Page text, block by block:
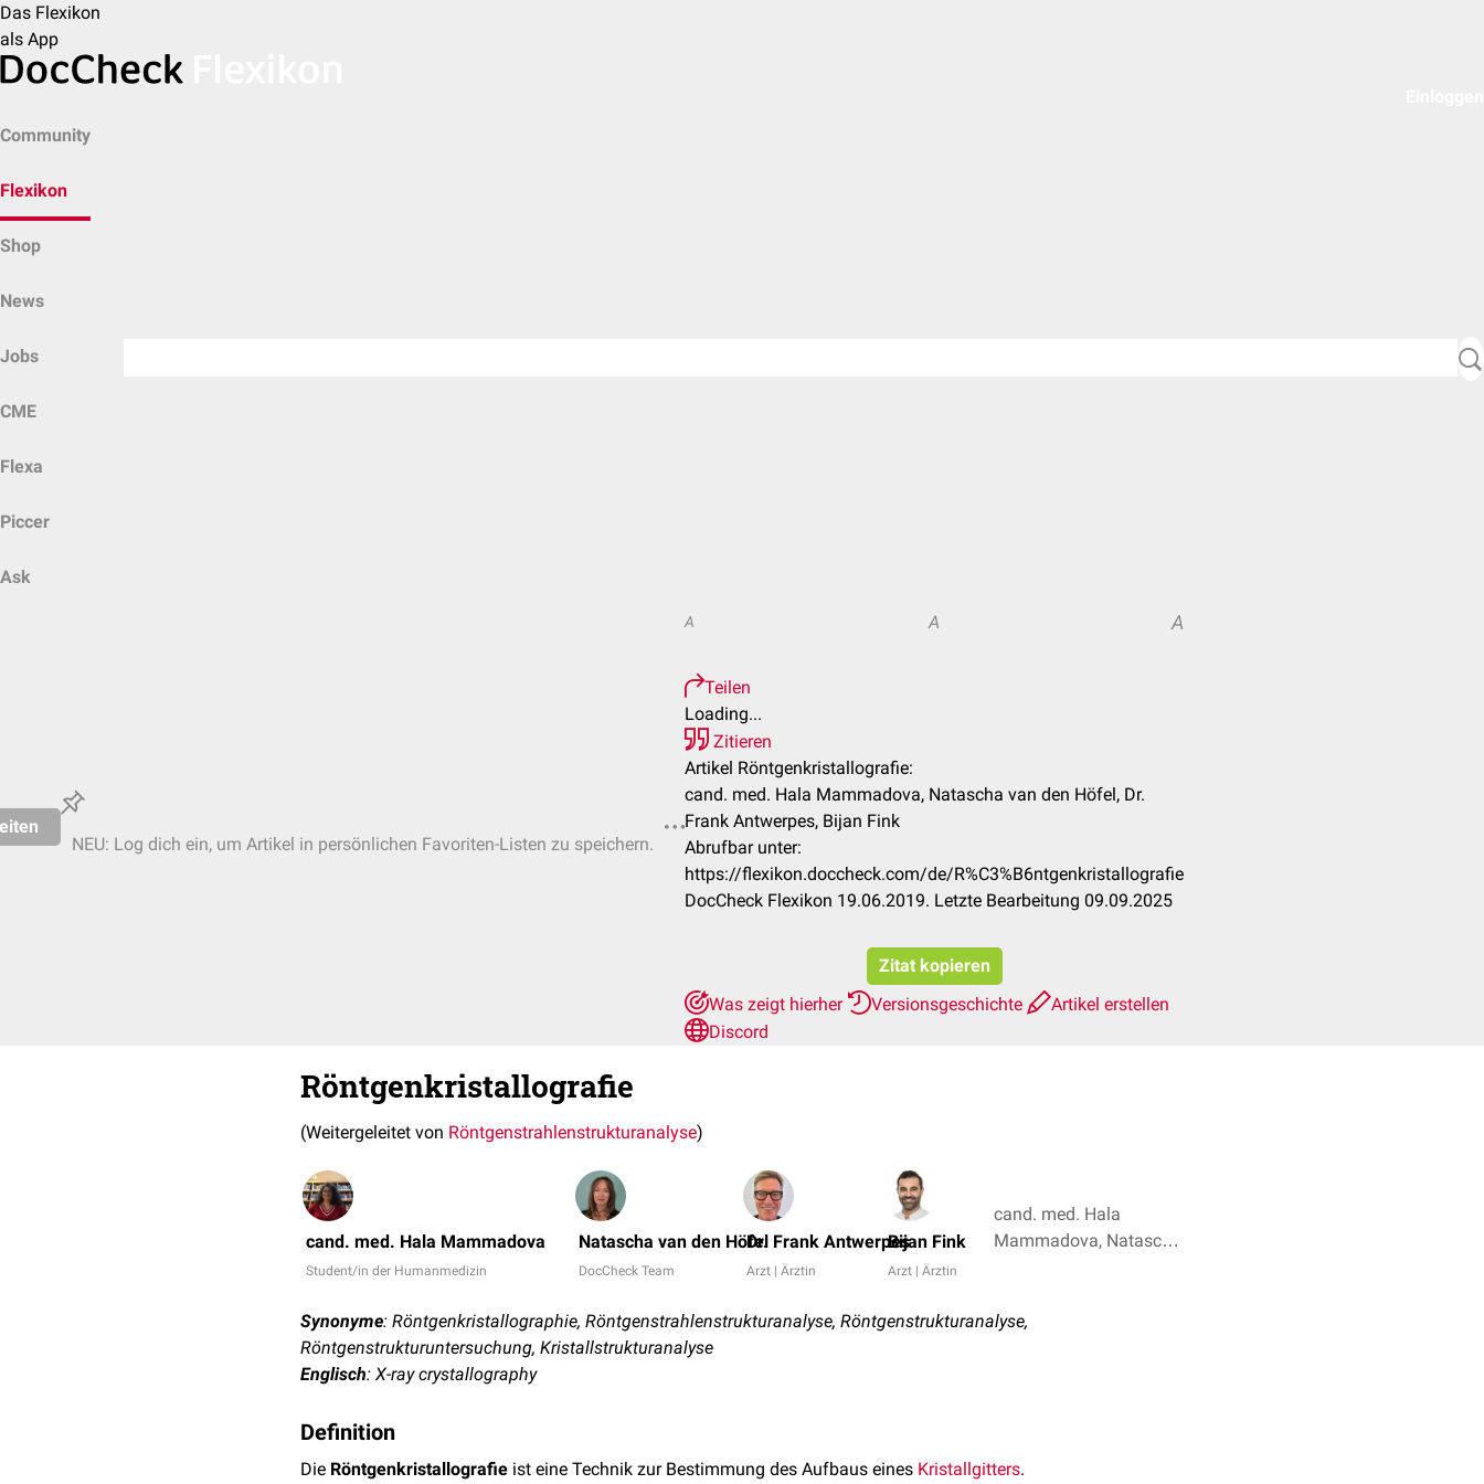
Das Flexikon
als App
Community
Flexikon
Shop
News
Jobs
CME
Flexa
Piccer
Ask
NEU: Log dich ein, um Artikel in persönlichen Favoriten-Listen zu speichern.
A A A
Teilen
Loading...
Zitieren
Artikel Röntgenkristallografie:
cand. med. Hala Mammadova, Natascha van den Höfel, Dr.
Frank Antwerpes, Bijan Fink
Abrufbar unter:
https://flexikon.doccheck.com/de/R%C3%B6ntgenkristallografie
DocCheck Flexikon 19.06.2019. Letzte Bearbeitung 09.09.2025
Zitat kopieren
Was zeigt hierher
Versionsgeschichte
Artikel erstellen
Discord
Röntgenkristallografie
(Weitergeleitet von Röntgenstrahlenstrukturanalyse)
cand. med. Hala Mammadova
Student/in der Humanmedizin
Natascha van den Höfel
DocCheck Team
Dr. Frank Antwerpes
Arzt | Ärztin
Bijan Fink
Arzt | Ärztin
cand. med. Hala
Mammadova, Natascha
Synonyme: Röntgenkristallographie, Röntgenstrahlenstrukturanalyse, Röntgenstrukturanalyse,
Röntgenstrukturuntersuchung, Kristallstrukturanalyse
Englisch: X-ray crystallography
Definition
Die Röntgenkristallografie ist eine Technik zur Bestimmung des Aufbaus eines Kristallgitters.